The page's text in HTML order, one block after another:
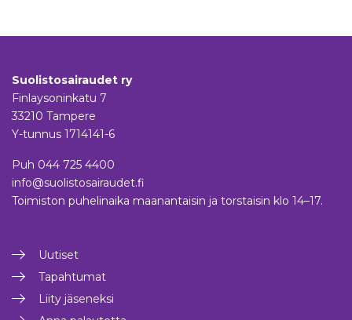
Suolistosairaudet ry
Finlaysoninkatu 7
33210 Tampere
Y-tunnus 1714141-6
Puh 044 725 4400
info@suolistosairaudet.fi
Toimiston puhelinaika maanantaisin ja torstaisin klo 14–17.
Uutiset
Tapahtumat
Liity jäseneksi